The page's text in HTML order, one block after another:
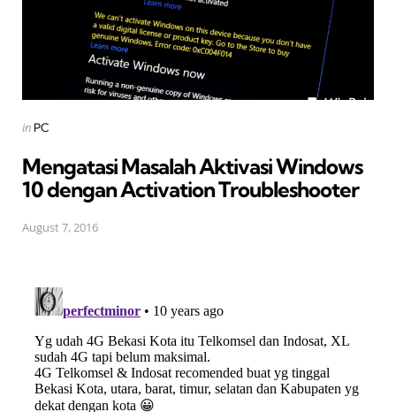
Posted
in PC
Mengatasi Masalah Aktivasi Windows
10 dengan Activation Troubleshooter
August 7, 2016